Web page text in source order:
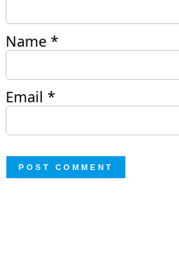
Name*
Email*